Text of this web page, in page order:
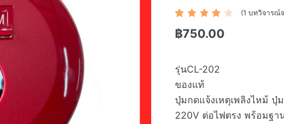
คะแนน
4.00
การให้
คะแนน
ของ
ลูกค้า
(1 บทวิจารณ์
฿750.00
รุ่นCL-202
ของแท้
ปุ่มกดแจ้งเหตุเพลิงไหม้
220V ต่อไฟตรง พร้อมฐา